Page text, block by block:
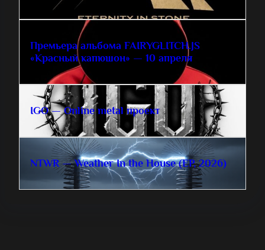
Премьера альбома FAIRYGLITCH.JS
«Красный капюшон» — 10 апреля
IGO — Online metal проект
NTWR — Weather In the House (EP, 2026)